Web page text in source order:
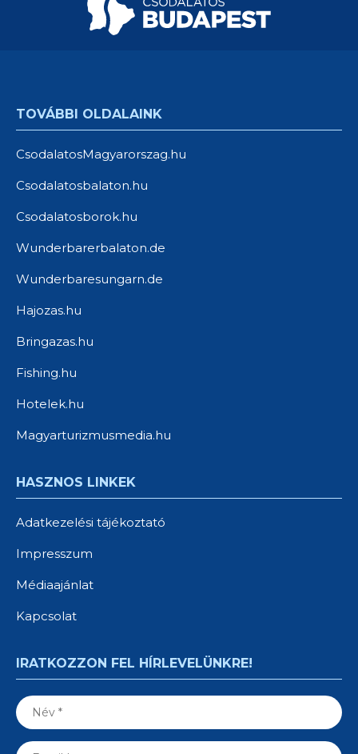
TOVÁBBI OLDALAINK
CsodalatosMagyarorszag.hu
Csodalatosbalaton.hu
Csodalatosborok.hu
Wunderbarerbalaton.de
Wunderbaresungarn.de
Hajozas.hu
Bringazas.hu
Fishing.hu
Hotelek.hu
Magyarturizmusmedia.hu
HASZNOS LINKEK
Adatkezelési tájékoztató
Impresszum
Médiaajánlat
Kapcsolat
IRATKOZZON FEL HÍRLEVELÜNKRE!